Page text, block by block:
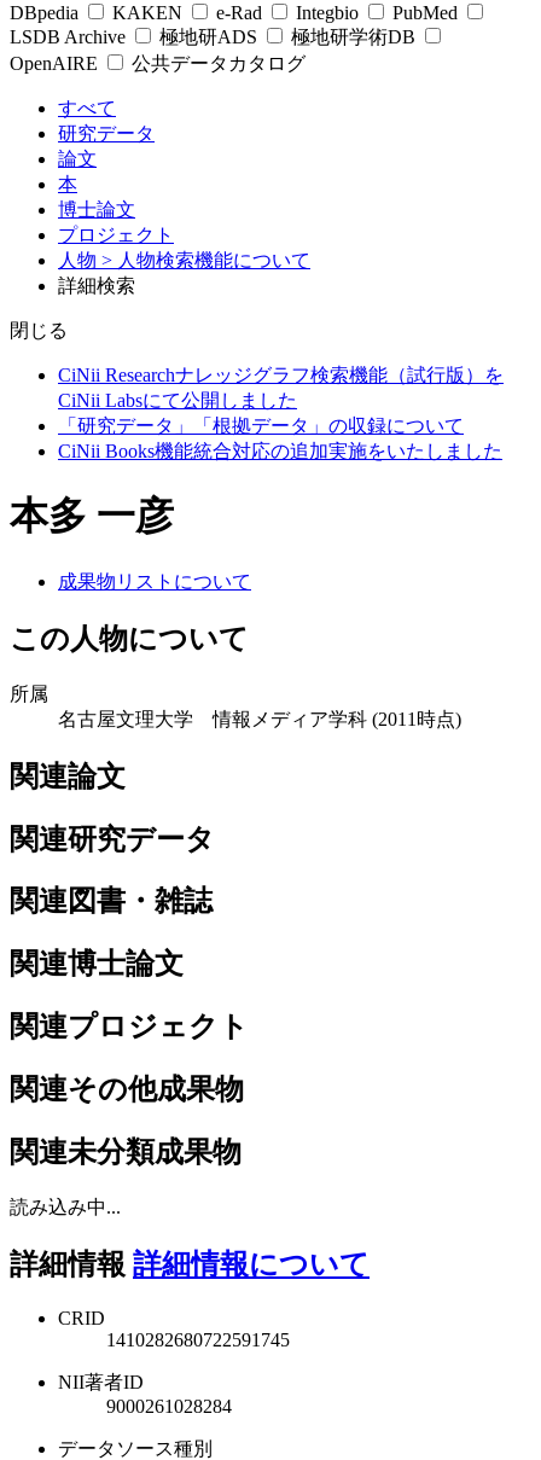
DBpedia
KAKEN e-Rad Integbio
PubMed
LSDB Archive
極地研ADS
極地研学術DB
OpenAIRE
公共データカタログ
すべて
研究データ
論文
本
博士論文
プロジェクト
人物 > 人物検索機能について
詳細検索
閉じる
CiNii Researchナレッジグラフ検索機能（試行版）を
CiNii Labsにて公開しました
「研究データ」「根拠データ」の収録について
CiNii Books機能統合対応の追加実施をいたしました
本多 一彦
成果物リストについて
この人物について
所属
名古屋文理大学 情報メディア学科 (2011時点)
関連論文
関連研究データ
関連図書・雑誌
関連博士論文
関連プロジェクト
関連その他成果物
関連未分類成果物
読み込み中...
詳細情報 詳細情報について
CRID
1410282680722591745
NII著者ID
9000261028284
データソース種別